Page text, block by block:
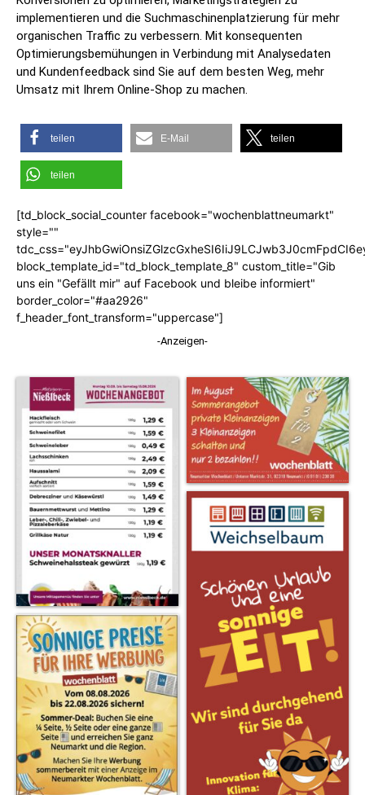
implementieren und die Suchmaschinenplatzierung für mehr
organischen Traffic zu verbessern. Mit konsequenten
Optimierungsbemühungen in Verbindung mit Analysedaten
und Kundenfeedback sind Sie auf dem besten Weg, mehr
Umsatz mit Ihrem Online-Shop zu machen.
teilen E-Mail teilen
teilen
[td_block_social_counter facebook="wochenblattneumarkt"
style=""
block_template_id="td_block_template_8" custom_title="Gib
uns ein "Gefällt mir" auf Facebook und bleibe informiert"
border_color="#aa2926"
f_header_font_transform="uppercase"]
-Anzeigen-